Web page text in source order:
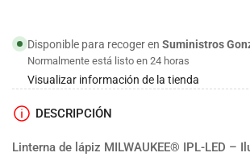
Disponible para recoger en Suministros
Normalmente está listo en 24 horas
Visualizar información de la tienda
DESCRIPCIÓN
Linterna de lápiz MILWAUKEE® IPL-LED –